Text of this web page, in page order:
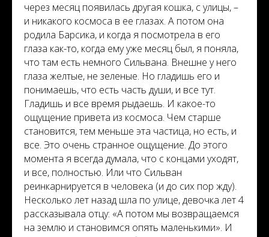
через месяц появилась другая кошка, с улицы, –
и никакого космоса в ее глазах. А потом она
родила Барсика, и когда я посмотрела в его
глаза как-то, когда ему уже месяц был, я поняла,
что там есть немного Сильвана. Внешне у него
глаза желтые, не зеленые. Но гладишь его и
понимаешь, что есть часть души, и все тут.
Гладишь и все время рыдаешь. И какое-то
ощущение привета из космоса. Чем старше
становится, тем меньше эта частица, но есть, и
все. Это очень странное ощущение. До этого
момента я всегда думала, что с концами уходят,
и все, полностью. Или что Сильван
реинкарнируется в человека (и до сих пор жду).
Несколько лет назад шла по улице, девочка лет 4
рассказывала отцу: «А потом мы возвращаемся
на землю и становимся опять маленькими». И